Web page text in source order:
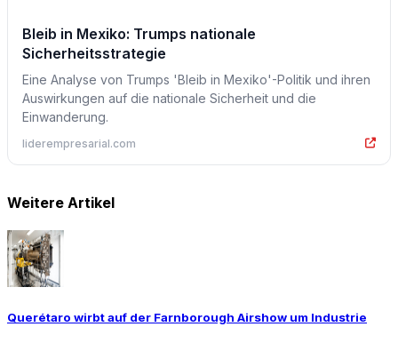
Bleib in Mexiko: Trumps nationale
Sicherheitsstrategie
Eine Analyse von Trumps 'Bleib in Mexiko'-Politik und ihren
Auswirkungen auf die nationale Sicherheit und die
Einwanderung.
liderempresarial.com
Weitere Artikel
Querétaro wirbt auf der Farnborough Airshow um Industrie